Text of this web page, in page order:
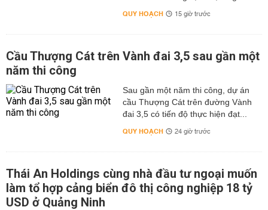
QUY HOẠCH 15 giờ trước
Cầu Thượng Cát trên Vành đai 3,5 sau gần một
năm thi công
Sau gần một năm thi công, dự án
cầu Thượng Cát trên đường Vành
đai 3,5 có tiến độ thực hiện đạt...
QUY HOẠCH 24 giờ trước
Thái An Holdings cùng nhà đầu tư ngoại muốn
làm tổ hợp cảng biển đô thị công nghiệp 18 tỷ
USD ở Quảng Ninh